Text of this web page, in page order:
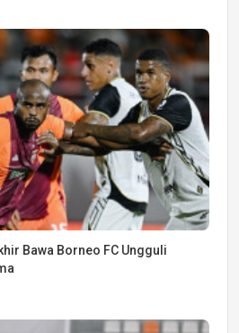
Bawa Borneo FC Ungguli